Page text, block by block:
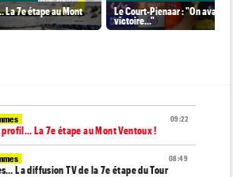
7e étape au Mont
Le Court-Pienaar : "On avait
victoire..."
09:22
La 7e étape au Mont Ventoux !
08:49
La diffusion TV de la 7e étape du Tour